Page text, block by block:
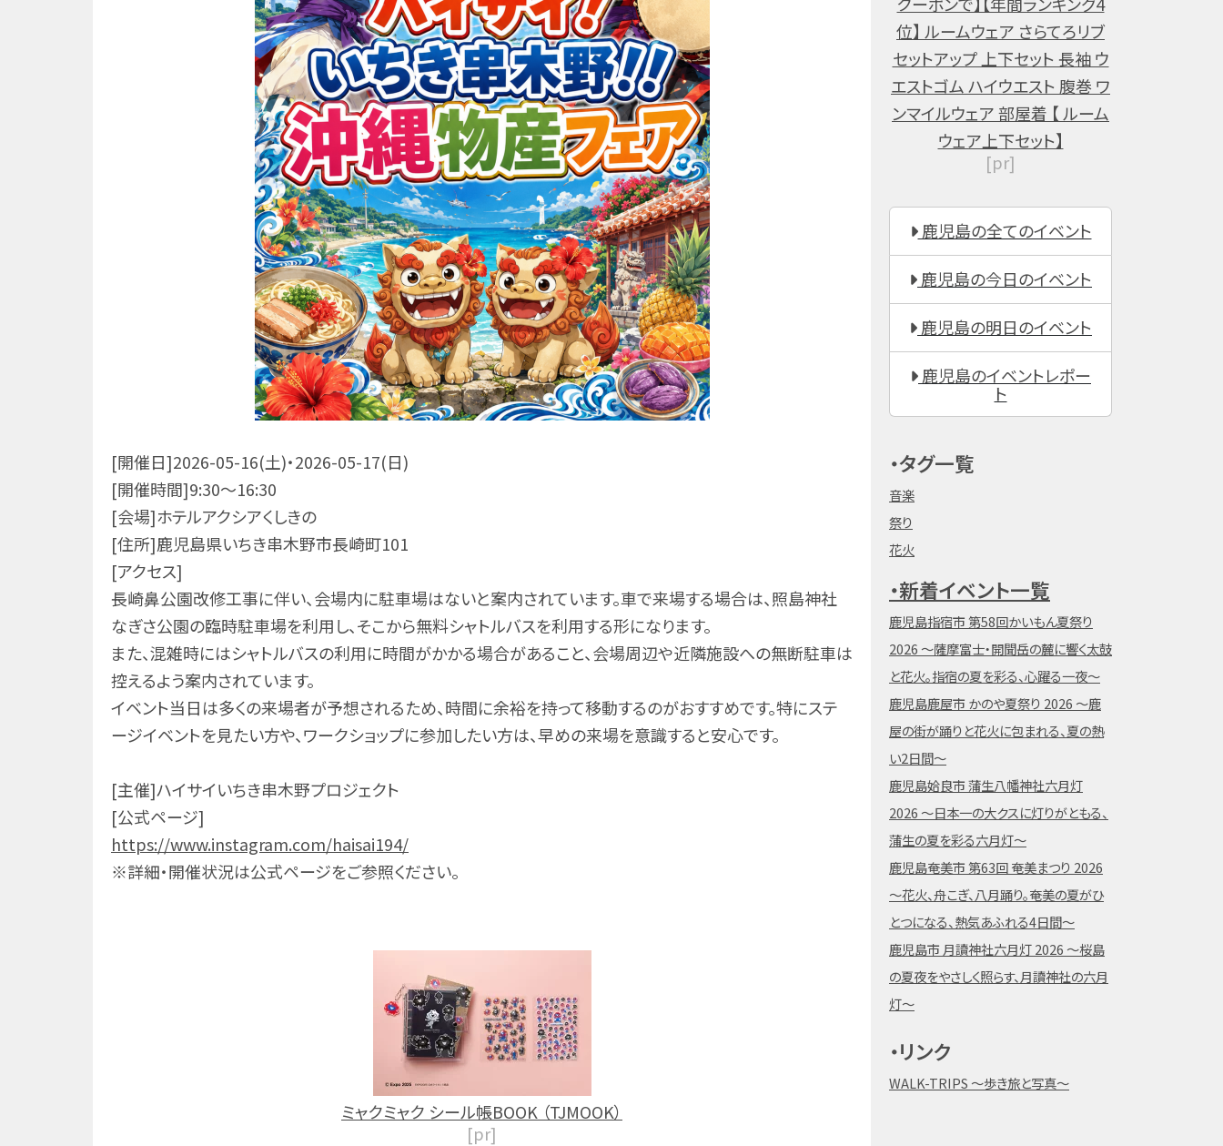
[開催日]2026-05-16(土)・2026-05-17(日)
[開催時間]9:30〜16:30
[会場]ホテルアクシアくしきの
[住所]鹿児島県いちき串木野市長崎町101
[アクセス]
長崎鼻公園改修工事に伴い、会場内に駐車場はないと案内されています。車で来場する場合は、照島神社
なぎさ公園の臨時駐車場を利用し、そこから無料シャトルバスを利用する形になります。
また、混雑時にはシャトルバスの利用に時間がかかる場合があること、会場周辺や近隣施設への無断駐車は
控えるよう案内されています。
イベント当日は多くの来場者が予想されるため、時間に余裕を持って移動するのがおすすめです。特にステ
ージイベントを見たい方や、ワークショップに参加したい方は、早めの来場を意識すると安心です。
[主催]ハイサイいちき串木野プロジェクト
[公式ページ]
https://www.instagram.com/haisai194/
※詳細・開催状況は公式ページをご参照ください。
ミャクミャク シール帳BOOK （TJMOOK）
[pr]
位】 ルームウェア さらてろリブ
セットアップ 上下セット 長袖 ウ
エストゴム ハイウエスト 腹巻 ワ
ンマイルウェア 部屋着 【 ルーム
ウェア上下セット】
[pr]
鹿児島の全てのイベント
鹿児島の今日のイベント
鹿児島の明日のイベント
鹿児島のイベントレポー
ト
・タグ一覧
音楽
祭り
花火
・新着イベント一覧
鹿児島指宿市 第58回かいもん夏祭り
2026 ～薩摩富士・開聞岳の麓に響く太鼓
と花火。指宿の夏を彩る、心躍る一夜～
鹿児島鹿屋市 かのや夏祭り 2026 ～鹿
屋の街が踊りと花火に包まれる、夏の熱
い2日間～
鹿児島姶良市 蒲生八幡神社六月灯
2026 ～日本一の大クスに灯りがともる、
蒲生の夏を彩る六月灯～
鹿児島奄美市 第63回 奄美まつり 2026
～花火、舟こぎ、八月踊り。奄美の夏がひ
とつになる、熱気あふれる4日間～
鹿児島市 月讀神社六月灯 2026 ～桜島
の夏夜をやさしく照らす、月讀神社の六月
灯～
・リンク
WALK-TRIPS ～歩き旅と写真～